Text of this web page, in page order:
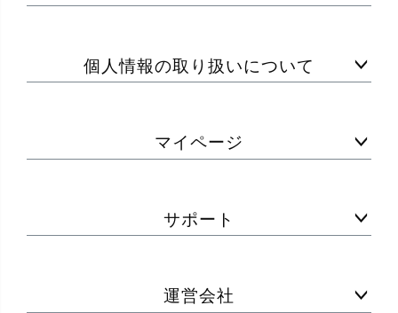
個人情報の取り扱いについて
マイページ
サポート
運営会社